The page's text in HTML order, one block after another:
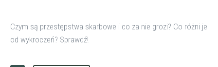
Czym są przestępstwa skarbowe i co za nie grozi? Co różni je
od wykroczeń? Sprawdź!